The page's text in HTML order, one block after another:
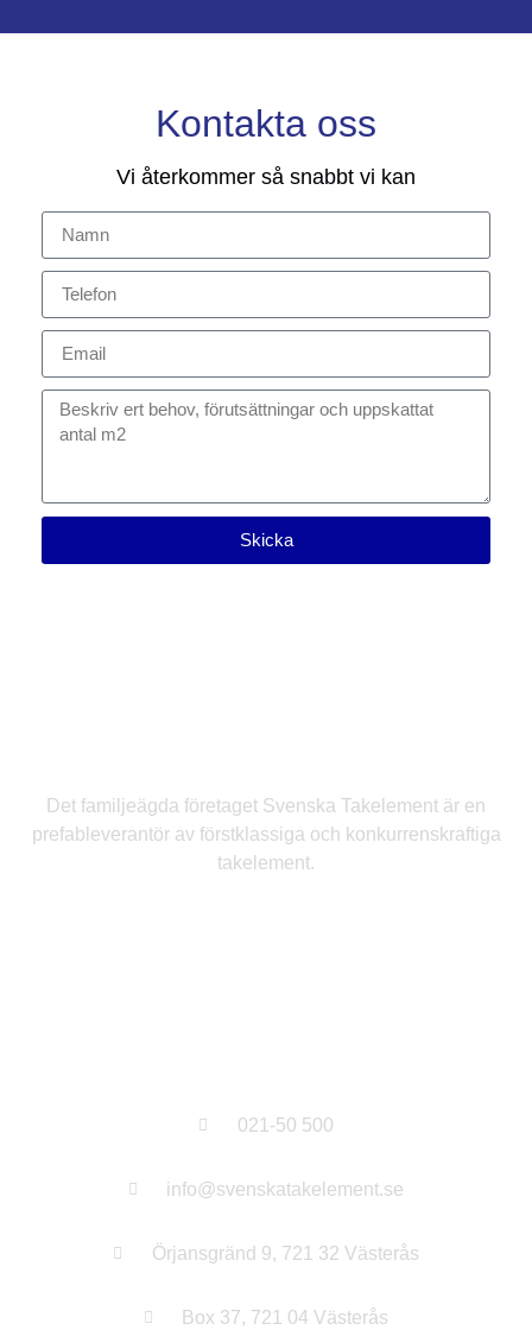
Kontakta oss
Vi återkommer så snabbt vi kan
Skicka
Det familjeägda företaget Svenska Takelement är en
prefableverantör av förstklassiga och konkurrenskraftiga
takelement.
021-50 500
info@svenskatakelement.se
Örjansgränd 9, 721 32 Västerås
Box 37, 721 04 Västerås